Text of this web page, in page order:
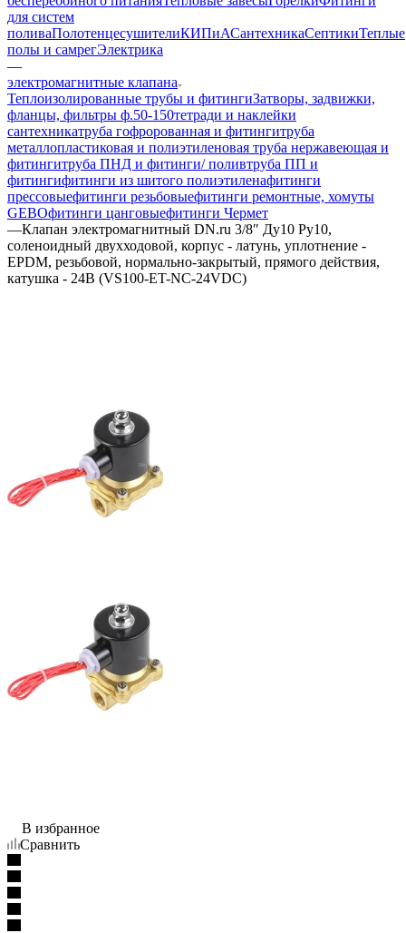
для систем
поливаПолотенцесушителиКИПиАСантехникаСептикиТеплые
полы и самрегЭлектрика
—
электромагнитные клапана
Теплоизолированные трубы и фитингиЗатворы, задвижки,
фланцы, фильтры ф.50-150тетради и наклейки
сантехникатруба гофророванная и фитингитруба
металлопластиковая и полиэтиленовая труба нержавеющая и
фитингитруба ПНД и фитинги/ поливтруба ПП и
фитингифитинги из шитого полиэтиленафитинги
прессовыефитинги резьбовыефитинги ремонтные, хомуты
GEBOфитинги цанговыефитинги Чермет
—Клапан электромагнитный DN.ru 3/8″ Ду10 Ру10,
соленоидный двухходовой, корпус - латунь, уплотнение -
EPDM, резьбовой, нормально-закрытый, прямого действия,
катушка - 24В (VS100-ET-NC-24VDC)
В избранное
Сравнить